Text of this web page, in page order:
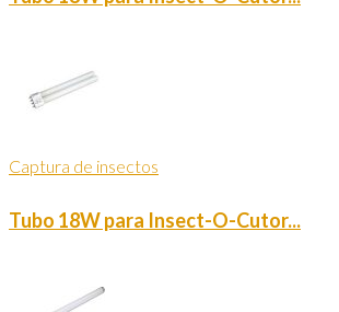
Captura de insectos
Tubo 18W para Insect-O-Cutor...